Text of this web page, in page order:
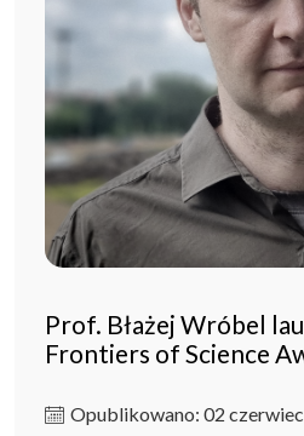
Prof. Błażej Wróbel
Frontiers of Science
Opublikowano: 02